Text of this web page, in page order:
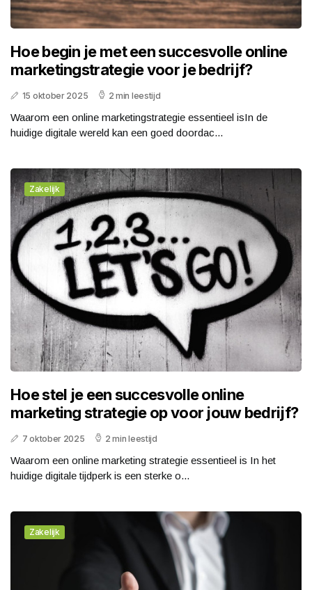
Hoe begin je met een succesvolle online
marketingstrategie voor je bedrijf?
15 oktober 2025 2 min leestijd
Waarom een online marketingstrategie essentieel isIn de
huidige digitale wereld kan een goed doordac...
Zakelijk
Hoe stel je een succesvolle online
marketing strategie op voor jouw bedrijf?
7 oktober 2025 2 min leestijd
Waarom een online marketing strategie essentieel is In het
huidige digitale tijdperk is een sterke o...
Zakelijk